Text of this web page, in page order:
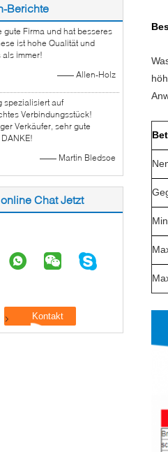
Berichte
gute Firma und hat besseres
ist hohe Qualität und
immer!
—— Allen-Holz
spezialisiert auf
Verbindungsstück!
Verkäufer, sehr gute
—— Martin Bledsoe
Chat Jetzt